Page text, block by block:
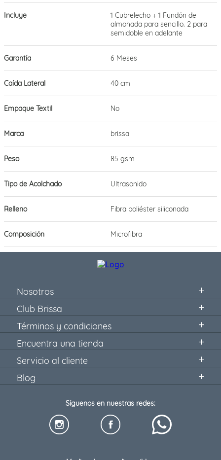
Incluye
1 Cubrelecho + 1 Fundón de
almohada para sencillo. 2 para
semidoble en adelante
Garantía 6 Meses
Caída Lateral 40 cm
Empaque Textil No
Marca brissa
Peso 85 gsm
Tipo de Acolchado Ultrasonido
Relleno Fibra poliéster siliconada
Composición Microfibra
Nosotros
Club Brissa
Términos y condiciones
Encuentra una tienda
Servicio al cliente
Blog
Síguenos en nuestras redes: